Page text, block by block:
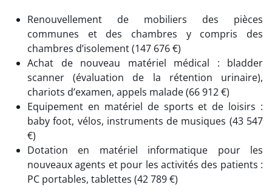
Renouvellement de mobiliers des pièces
communes et des chambres y compris des
chambres d’isolement (147 676 €)
Achat de nouveau matériel médical : bladder
scanner (évaluation de la rétention urinaire),
chariots d’examen, appels malade (66 912 €)
Equipement en matériel de sports et de loisirs :
baby foot, vélos, instruments de musiques (43 547
€)
Dotation en matériel informatique pour les
nouveaux agents et pour les activités des patients :
PC portables, tablettes (42 789 €)